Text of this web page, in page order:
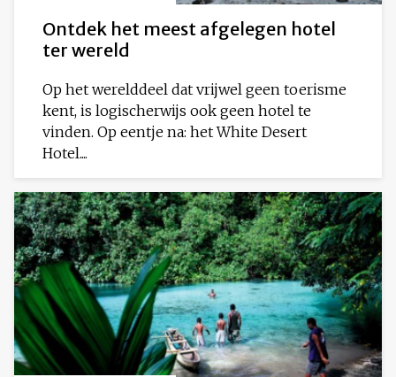
Ontdek het meest afgelegen hotel
ter wereld
Op het werelddeel dat vrijwel geen toerisme
kent, is logischerwijs ook geen hotel te
vinden. Op eentje na: het White Desert
Hotel....